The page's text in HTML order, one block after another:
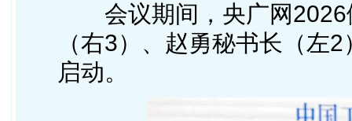
会议期间，央广网
（右3）、赵勇秘书长（左
启动。